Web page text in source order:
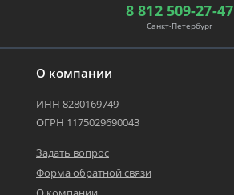
О компании
ИНН 8280169749
ОГРН 1175029690043
Задать вопрос
Форма обратной связи
8 812 509-27-47
Санкт-Петербург